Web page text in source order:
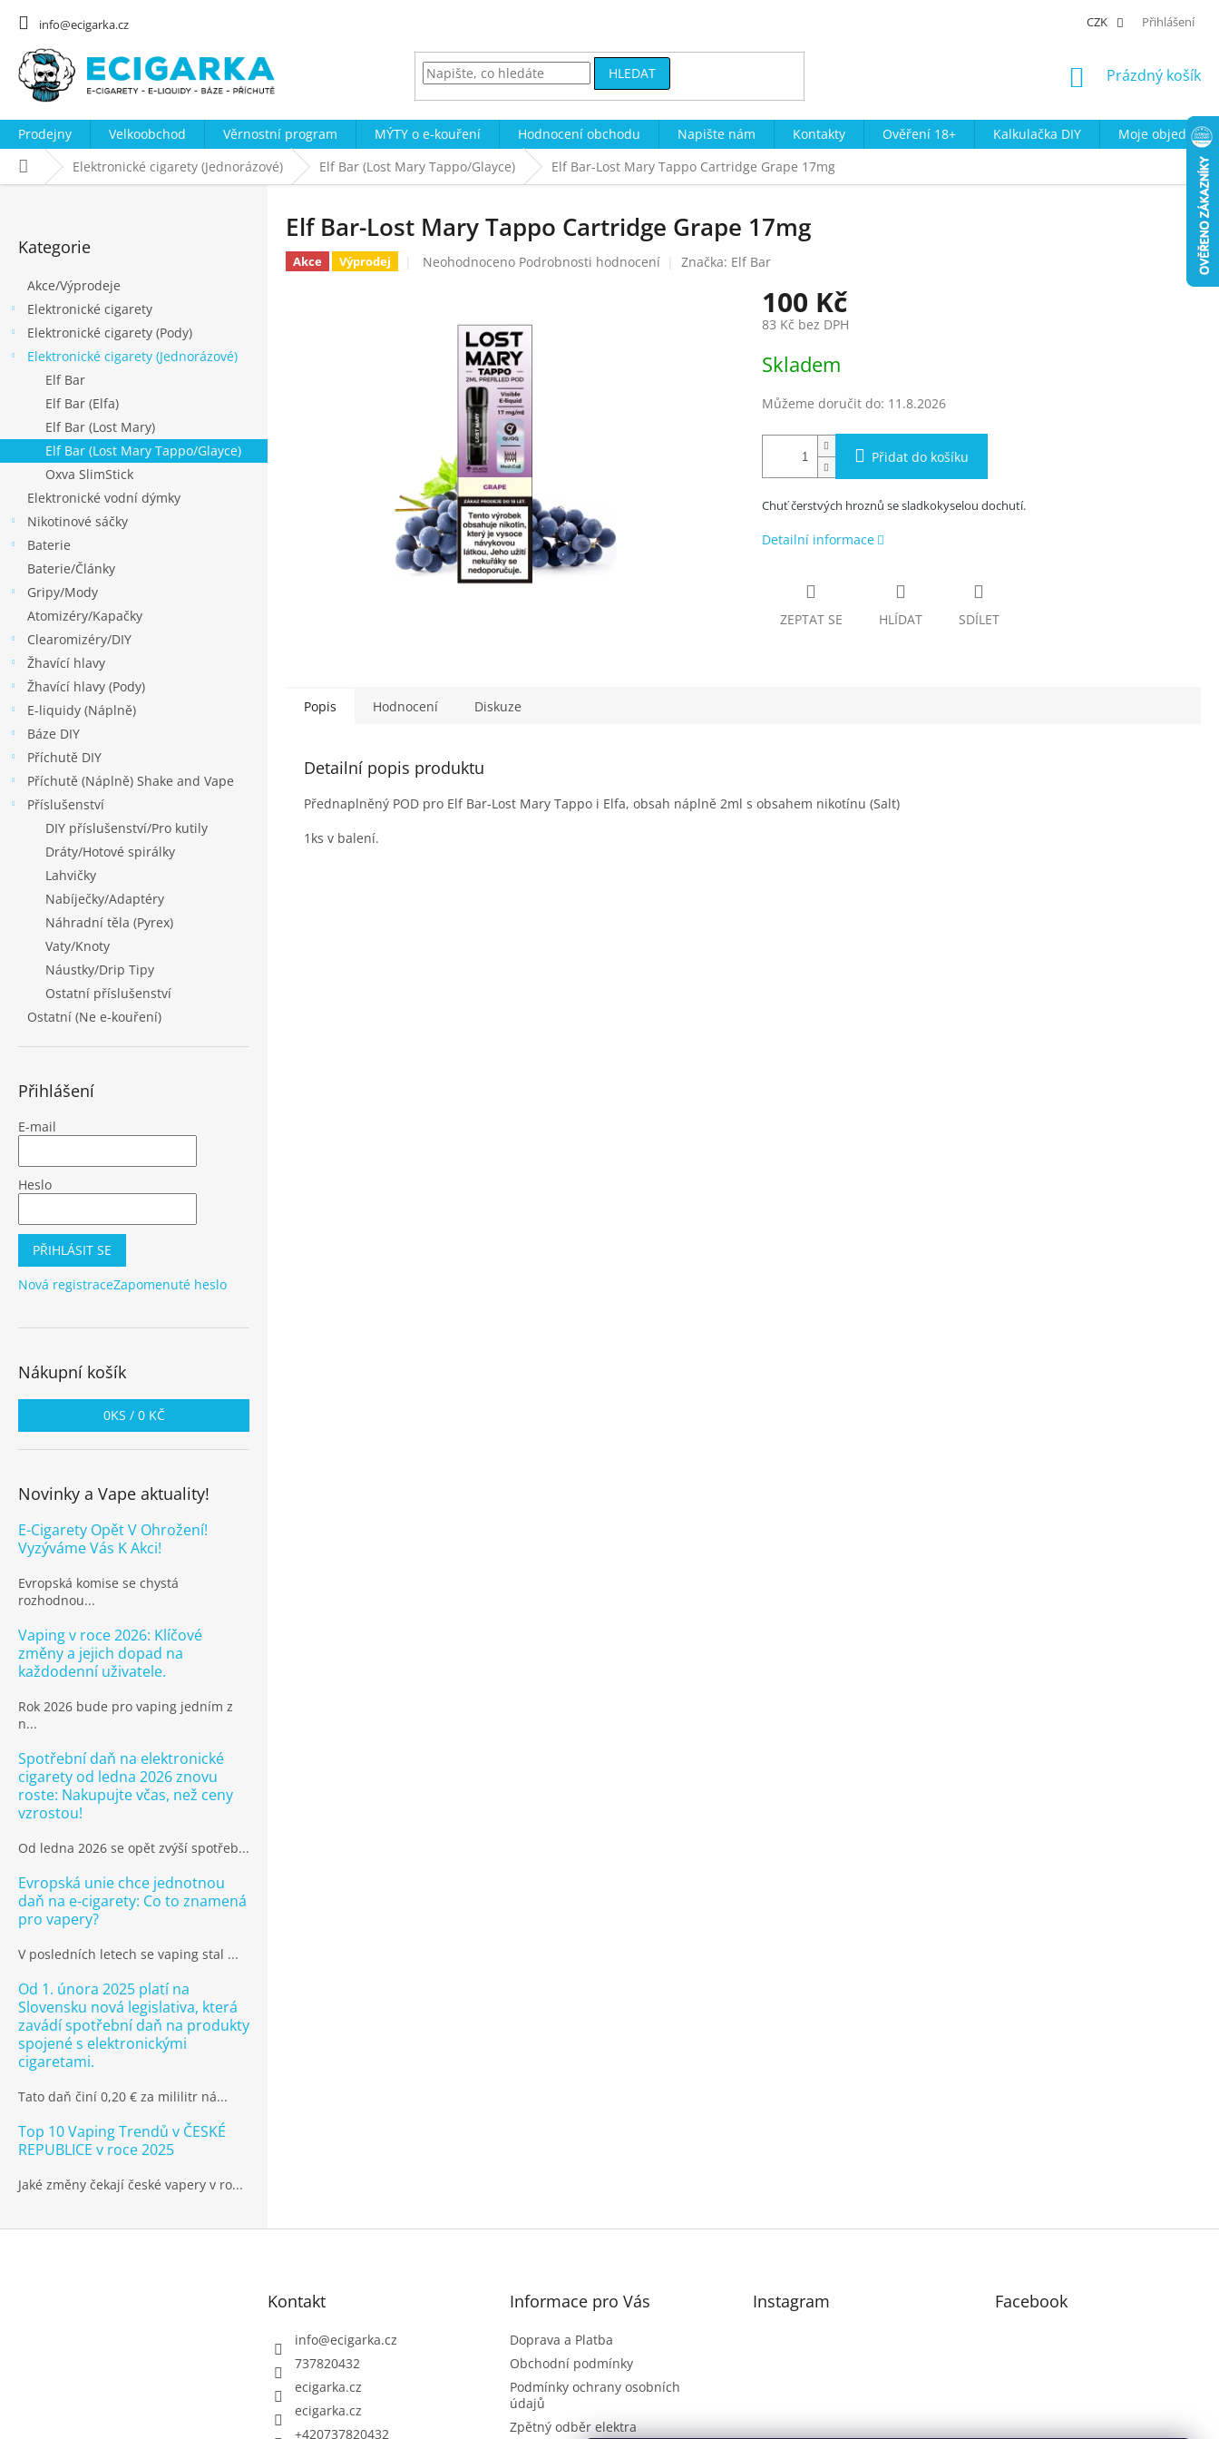
info@ecigarka.cz CZK Přihlášení
HLEDAT
NÁKUPNÍ
Prázdný košík
Prodejny Velkoobchod Věrnostní program MÝTY o e-kouření Hodnocení obchodu Napište nám Kontakty Ověření 18+ Kalkulačka DIY
Moje
Domů Elektronické cigarety (Jednorázové) Elf Bar (Lost Mary Tappo/Glayce) Elf Bar-Lost Mary Tappo Cartridge Grape 17mg
kategorie
Kategorie
Akce/Výprodeje
Elektronické cigarety
Elektronické cigarety (Pody)
Elektronické cigarety (Jednorázové)
Elf Bar
Elf Bar (Elfa)
Elf Bar (Lost Mary)
Elf Bar (Lost Mary Tappo/Glayce)
Oxva SlimStick
Elektronické vodní dýmky
Nikotinové sáčky
Baterie
Baterie/Články
Gripy/Mody
Atomizéry/Kapačky
Clearomizéry/DIY
Žhavící hlavy
Žhavící hlavy (Pody)
E-liquidy (Náplně)
Báze DIY
Příchutě DIY
Příchutě (Náplně) Shake and Vape
Příslušenství
DIY příslušenství/Pro kutily
Dráty/Hotové spirálky
Lahvičky
Nabíječky/Adaptéry
Náhradní těla (Pyrex)
Vaty/Knoty
Náustky/Drip Tipy
Ostatní příslušenství
Ostatní (Ne e-kouření)
Přihlášení
E-mail
Heslo
PŘIHLÁSIT SE
Nová registraceZapomenuté heslo
Nákupní košík
0KS / 0 KČ
Novinky a Vape aktuality!
E-Cigarety Opět V Ohrožení!
Vyzýváme Vás K Akci!
Evropská komise se chystá
rozhodnou...
Vaping v roce 2026: Klíčové
změny a jejich dopad na
každodenní uživatele.
Rok 2026 bude pro vaping jedním z
n...
Spotřební daň na elektronické
cigarety od ledna 2026 znovu
roste: Nakupujte včas, než ceny
vzrostou!
Od ledna 2026 se opět zvýší spotřeb...
Evropská unie chce jednotnou
daň na e-cigarety: Co to znamená
pro vapery?
V posledních letech se vaping stal ...
Od 1. února 2025 platí na
Slovensku nová legislativa, která
zavádí spotřební daň na produkty
spojené s elektronickými
cigaretami.
Tato daň činí 0,20 € za mililitr ná...
Top 10 Vaping Trendů v ČESKÉ
REPUBLICE v roce 2025
Jaké změny čekají české vapery v ro...
Elf Bar-Lost Mary Tappo Cartridge Grape 17mg
Akce Výprodej
Průměrné
hvězdiček.
Neohodnoceno Podrobnosti hodnocení Značka: Elf Bar
100 Kč
83 Kč bez DPH
cena:
Skladem
Můžeme doručit do: 11.8.2026
Přidat do košíku
Chuť čerstvých hroznů se sladkokyselou dochutí.
Detailní informace
ZEPTAT SE HLÍDAT SDÍLET
Popis Hodnocení Diskuze
Detailní popis produktu
Přednaplněný POD pro Elf Bar-Lost Mary Tappo i Elfa, obsah náplně 2ml s obsahem nikotínu (Salt)
1ks v balení.
Kontakt
info@ecigarka.cz
737820432
ecigarka.cz
ecigarka.cz
+420737820432
Informace pro Vás
Doprava a Platba
Obchodní podmínky
Podmínky ochrany osobních
údajů
Zpětný odběr elektra
Instagram Facebook